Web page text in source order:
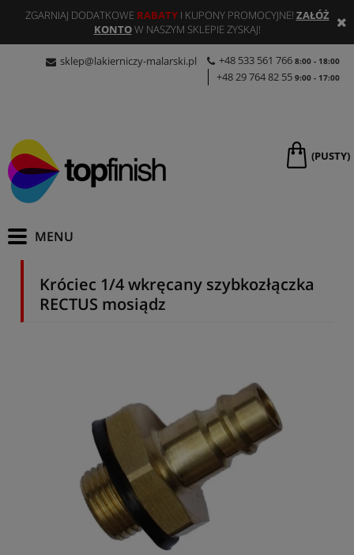
ZGARNIAJ DODATKOWE RABATYI KUPONY PROMOCYJNE! ZAŁÓŻ
KONTOW NASZYM SKLEPIE ZYSKAJ!
sklep@lakierniczy-malarski.pl +48 533 561 766 8:00 - 18:00
+48 29 764 82 55 9:00 - 17:00
(PUSTY)
Króciec 1/4 wkręcany szybkozłączka
RECTUS mosiądz